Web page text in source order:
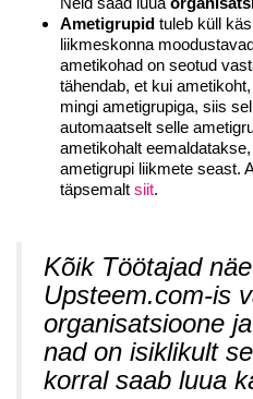
Ametigrupid tuleb küll
liikmeskonna
ametikohad on seotud
tähendab, et kui
mingi ametigrupiga, siis
automaatselt selle
ametikohalt
ametigrupi liikmete seast.
täpsemalt siit.
Kõik Töötajad
Upsteem.com-is
organisatsioone
nad on isiklikult
korral saab luua